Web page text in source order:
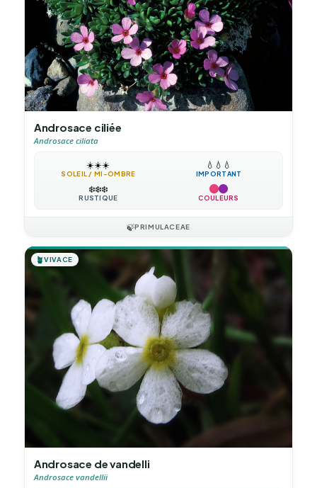
Androsace ciliée
Androsace ciliata
☀️☀️☀️
SOLEIL / MI-OMBRE
💧 💧 💧
IMPORTANT
❄️❄️❄️
RUSTIQUE COULEURS
🍃PRIMULACEAE
🪴VIVACE
Androsace de vandelli
Androsace vandellii